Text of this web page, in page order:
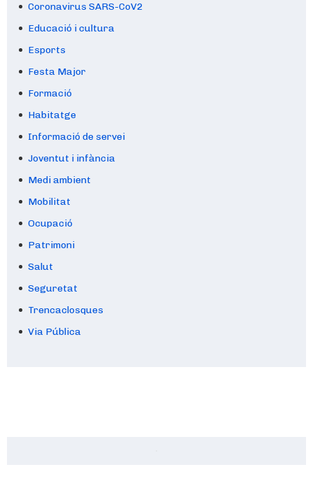
Coronavirus SARS-CoV2
Educació i cultura
Esports
Festa Major
Formació
Habitatge
Informació de servei
Joventut i infància
Medi ambient
Mobilitat
Ocupació
Patrimoni
Salut
Seguretat
Trencaclosques
Via Pública